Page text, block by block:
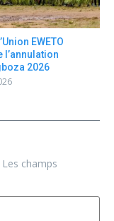
EWETO
l’annulation
2026
Les champs